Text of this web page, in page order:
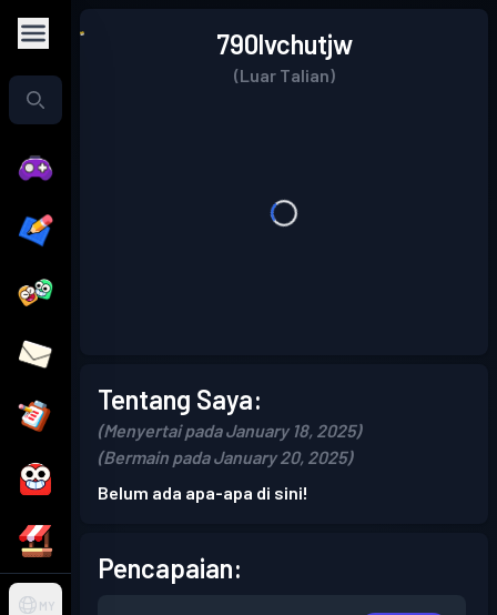
MY
790lvchutjw
(Luar Talian)
Tentang Saya:
(Menyertai pada January 18, 2025)
(Bermain pada January 20, 2025)
Belum ada apa-apa di sini!
Pencapaian: